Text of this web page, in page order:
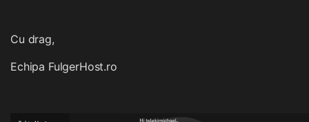
Cu drag,
Echipa FulgerHost.ro